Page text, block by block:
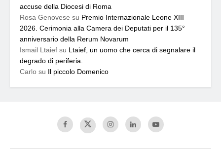
accuse della Diocesi di Roma
Rosa Genovese su Premio Internazionale Leone XIII
2026. Cerimonia alla Camera dei Deputati per il 135°
anniversario della Rerum Novarum
Ismail Ltaief su Ltaief, un uomo che cerca di segnalare il
degrado di periferia.
Carlo su Il piccolo Domenico